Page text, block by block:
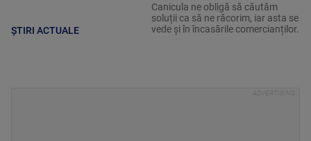
ȘTIRI ACTUALE
Canicula ne obligă să căutăm
soluții ca să ne răcorim, iar asta se
vede și în încasările comercianților.